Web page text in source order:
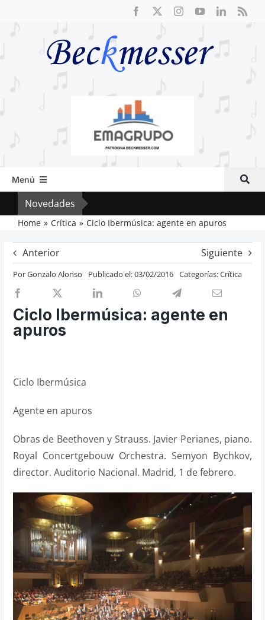
Menú
Inicio
Actual
Artículos
Previos de ópera
Entrevistas
Recomendación
Cosas de Beckmesser
Buscar:
Novedades
Home Crítica Ciclo Ibermúsica: agente en apuros
Anterior Siguiente
PorGonzalo Alonso Publicado el: 03/02/2016 Categorías:Crítica
Ciclo Ibermúsica: agente en
apuros
Ciclo Ibermúsica
Agente en apuros
Obras de Beethoven y Strauss. Javier Perianes, piano.
Royal Concertgebouw Orchestra. Semyon Bychkov,
director. Auditorio Nacional. Madrid, 1 de febrero.